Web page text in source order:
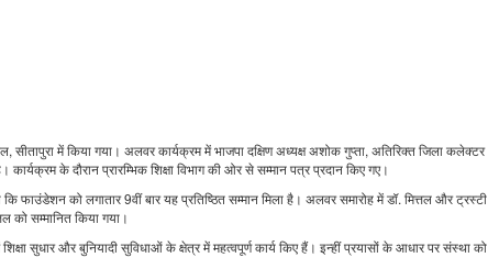
में किया गया। अलवर कार्यक्रम में भाजपा दक्षिण अध्यक्ष अशोक गुप्ता, अतिरिक्त जिला कलेक्टर
के दौरान प्रारम्भिक शिक्षा विभाग की ओर से सम्मान पत्र प्रदान किए गए।
को लगातार 9वीं बार यह प्रतिष्ठित सम्मान मिला है। अलवर समारोह में डॉ. मित्तल और ट्रस्टी
को सम्मानित किया गया।
सुधार और बुनियादी सुविधाओं के क्षेत्र में महत्वपूर्ण कार्य किए हैं। इन्हीं प्रयासों के आधार पर संस्था को